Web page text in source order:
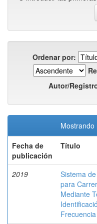
Ordenar por:
Autor/
Mostrando
Fecha de
publicación
Título
2019
Sistema
para
Mediante
Frecuencia